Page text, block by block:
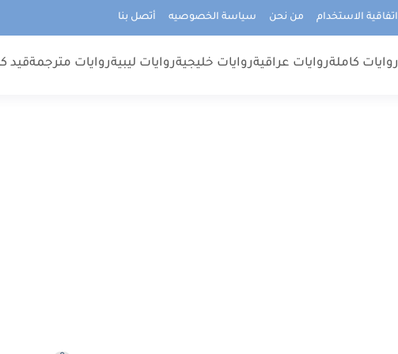
اتفاقية الاستخدام من نحن سياسة الخصوصيه أتصل بنا
روايات كاملةروايات عراقيةروايات خليجيةروايات ليبيةروايات مترجمةقيد